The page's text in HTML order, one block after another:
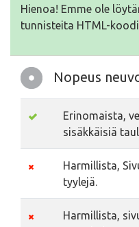
Hienoa! Emme ole
tunnisteita HTML-
Nopeus
Erinomaista,
sisäkkäisiä
Harmillista,
tyylejä.
Harmillista,